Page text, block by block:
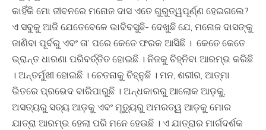
କାହିଁକି ମୋ ଜୀବନରେ ମନୋଜ ଦାସ ଏତେ ଗୁରୁତ୍ୱପୂର୍ଣ୍ଣ ହେଇଗଲେ?
ଏ ସବୁକୁ ଆଜି ଯେତେବେଳେ ଭାବିବସୁଛି- ଦେଖୁଛି ଯେ, ମନୋଜ ଦାସଙ୍କୁ
ଜାଣିବା ପୂର୍ବରୁ ଏବଂ ତା’ ପରେ କେତେ ଫରକ ଆସିଛି । କେତେ କେତେ
ଭ୍ରାନ୍ତ ଧାରଣା ପରିବର୍ତ୍ତିତ ହୋଇଛି । ନିଜକୁ ଚିହ୍ନିବା ଆରମ୍ଭ କରିଛି
। ଅନ୍ତର୍ମୁଖୀ ହୋଇଛି । ଚେତନାକୁ ଚିହ୍ନୁଛି । ମନ, ଶରୀର, ଆତ୍ମା
ଭିତରେ ପ୍ରଭେଦ ବାରିପାରୁଛି । ଅନ୍ଧକାରରୁ ଆଲୋକ ଆଡ଼କୁ,
ଅସତ୍ୟରୁ ସତ୍ୟ ଆଡ଼କୁ ଏବଂ ମୃତ୍ୟୁରୁ ଅମରତ୍ୱ ଆଡ଼କୁ ମୋର
ଯାତ୍ରା ଆରମ୍ଭ ହେଲା ପରି ମନେ ହେଉଛି । ଏ ଯାତ୍ରାର ମାର୍ଗଦର୍ଶକ